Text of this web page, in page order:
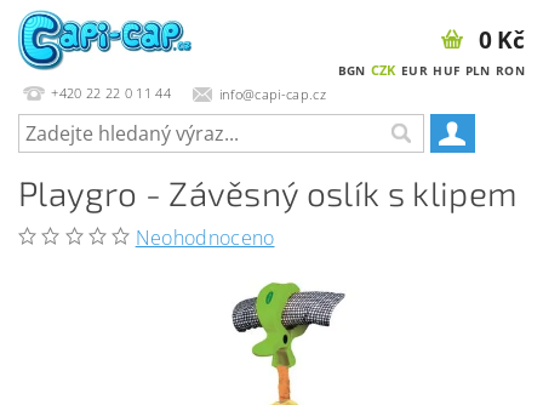
+420 22 22 0 11 44 info@capi-cap.cz
BGN CZK EUR HUF PLN RON
0 Kč
Playgro - Závěsný oslík s klipem
Neohodnoceno